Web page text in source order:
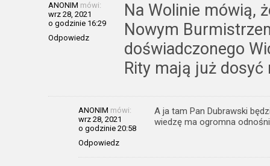
ANONIM mówi:
wrz 28, 2021
o godzinie 16:29
Odpowiedz
Na Wolinie mówią,
Nowym
doświadczonego
Rity mają już
ANONIM mówi:
wrz 28, 2021
o godzinie 20:58
Odpowiedz
A ja tam Pan Dubrawski
wiedzę ma ogromna